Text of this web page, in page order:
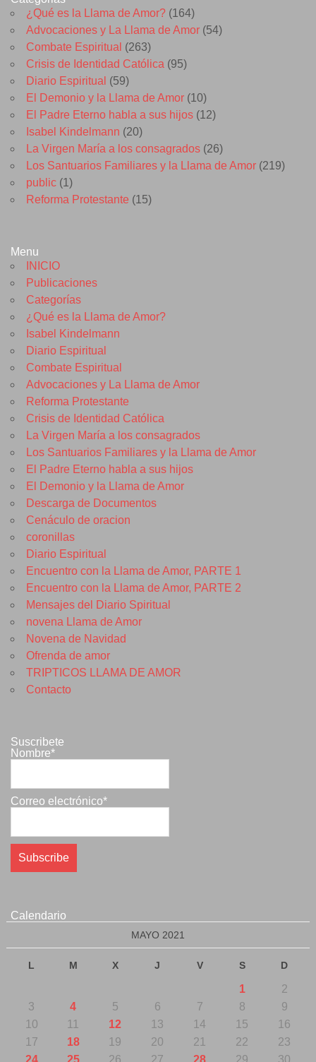
¿Qué es la Llama de Amor? (164)
Advocaciones y La Llama de Amor (54)
Combate Espiritual (263)
Crisis de Identidad Católica (95)
Diario Espiritual (59)
El Demonio y la Llama de Amor (10)
El Padre Eterno habla a sus hijos (12)
Isabel Kindelmann (20)
La Virgen María a los consagrados (26)
Los Santuarios Familiares y la Llama de Amor (219)
public (1)
Reforma Protestante (15)
Menu
INICIO
Publicaciones
Categorías
¿Qué es la Llama de Amor?
Isabel Kindelmann
Diario Espiritual
Combate Espiritual
Advocaciones y La Llama de Amor
Reforma Protestante
Crisis de Identidad Católica
La Virgen María a los consagrados
Los Santuarios Familiares y la Llama de Amor
El Padre Eterno habla a sus hijos
El Demonio y la Llama de Amor
Descarga de Documentos
Cenáculo de oracion
coronillas
Diario Espiritual
Encuentro con la Llama de Amor, PARTE 1
Encuentro con la Llama de Amor, PARTE 2
Mensajes del Diario Spiritual
novena Llama de Amor
Novena de Navidad
Ofrenda de amor
TRIPTICOS LLAMA DE AMOR
Contacto
Suscribete
Nombre*
Correo electrónico*
Calendario
MAYO 2021
L M X J V S D
1
2
3
4 5 6 7 8
9
10
11 12 13 14 15
16
17
18 19 20 21 22
23
24
25 26 27 28 29 30